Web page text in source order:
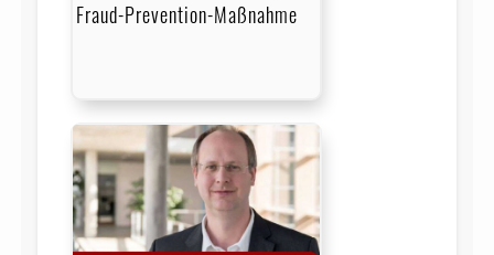
Fraud-Prevention-Maßnahme